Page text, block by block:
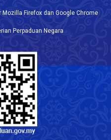
Firefox dan Google Chrome
Perpaduan Negara